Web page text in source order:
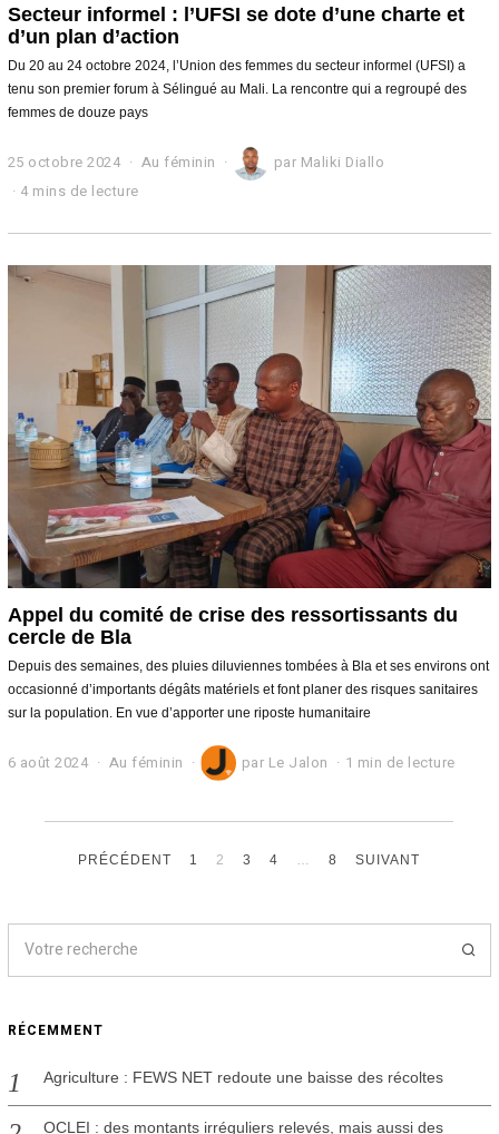
Secteur informel : l’UFSI se dote d’une charte et
d’un plan d’action
Du 20 au 24 octobre 2024, l’Union des femmes du secteur informel (UFSI) a
tenu son premier forum à Sélingué au Mali. La rencontre qui a regroupé des
femmes de douze pays
25 octobre 2024
o
o
e
2
4
Au féminin par Maliki Diallo
4 mins de lecture
Appel du comité de crise des ressortissants du
cercle de Bla
Depuis des semaines, des pluies diluviennes tombées à Bla et ses environs ont
occasionné d’importants dégâts matériels et font planer des risques sanitaires
sur la population. En vue d’apporter une riposte humanitaire
6 août 2024
p
e
r
e
0
4
Au féminin par Le Jalon 1 min de lecture
PRÉCÉDENT 1 2 3 4 8 SUIVANT
RÉCEMMENT
Agriculture : FEWS NET redoute une baisse des récoltes
OCLEI : des montants irréguliers relevés, mais aussi des